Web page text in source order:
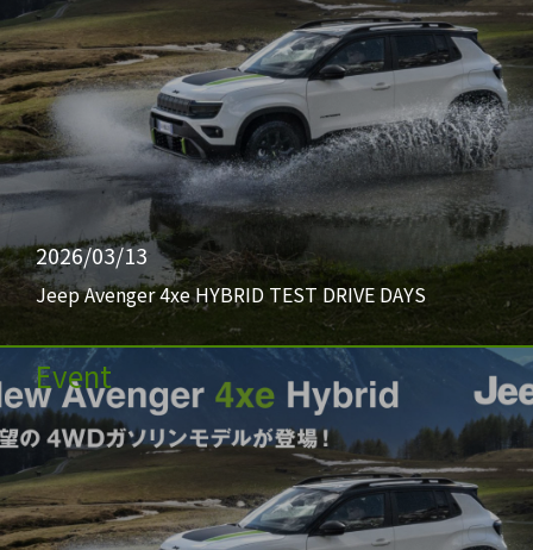
2026/03/13
Jeep Avenger 4xe HYBRID TEST DRIVE DAYS
Event